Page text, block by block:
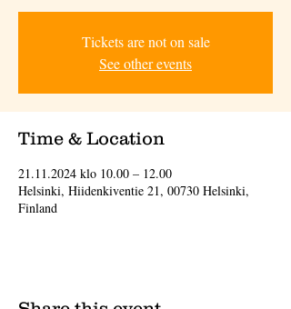
Tickets are not on sale
See other events
Time & Location
21.11.2024 klo 10.00 – 12.00
Helsinki, Hiidenkiventie 21, 00730 Helsinki,
Finland